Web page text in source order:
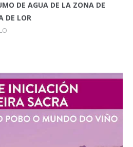
DE AGUA DE LA ZONA DE
DE LOR